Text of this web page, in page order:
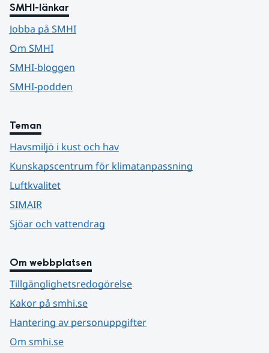
SMHI-länkar
Jobba på SMHI
Om SMHI
SMHI-bloggen
SMHI-podden
Teman
Havsmiljö i kust och hav
Kunskapscentrum för klimatanpassning
Luftkvalitet
SIMAIR
Sjöar och vattendrag
Om webbplatsen
Tillgänglighetsredogörelse
Kakor på smhi.se
Hantering av personuppgifter
Om smhi.se